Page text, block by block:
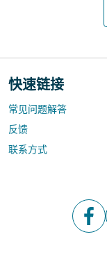
快速链接
常见问题解答
反馈
联系方式